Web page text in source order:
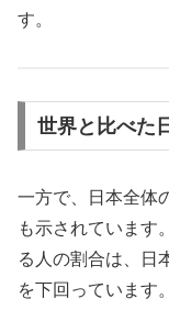
す。
世界と比べた
一方で、日本全体
も示されています
る人の割合は、日
を下回っています。